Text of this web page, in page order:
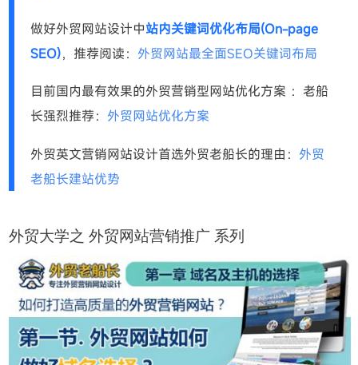
做好外贸网站设计中站内关键词优化布局(On-page
SEO)，推荐阅读： 外贸网站最全面SEO关键词布局
目前国内最有效果的外贸营销型网站优化方案 ：老船
长强烈推荐： 外贸网站优化方案
外贸英文营销网站设计首选外贸老船长的理由： 外贸
老船长建站优势
外贸大学之外贸网站营销推广 系列